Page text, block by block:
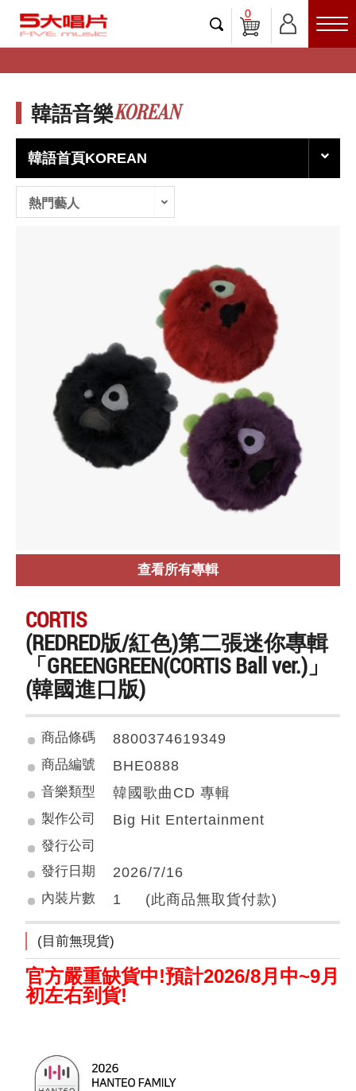
0
韓語音樂KOREAN
韓語首頁KOREAN
熱門藝人
查看所有專輯
CORTIS
(REDRED版/紅色)第二張迷你專輯
「GREENGREEN(CORTIS Ball ver.)」
(韓國進口版)
商品條碼 8800374619349
商品編號 BHE0888
音樂類型 韓國歌曲CD 專輯
製作公司 Big Hit Entertainment
發行公司
發行日期
2026/7/16
內裝片數 1 (此商品無取貨付款)
(目前無現貨)
官方嚴重缺貨中!預計2026/8月中~9月
初左右到貨!